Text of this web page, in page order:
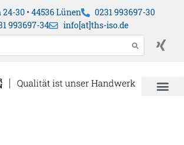
30 • 44536 Lünen
0231 993697-30
993697-34
info[at]ths-iso.de